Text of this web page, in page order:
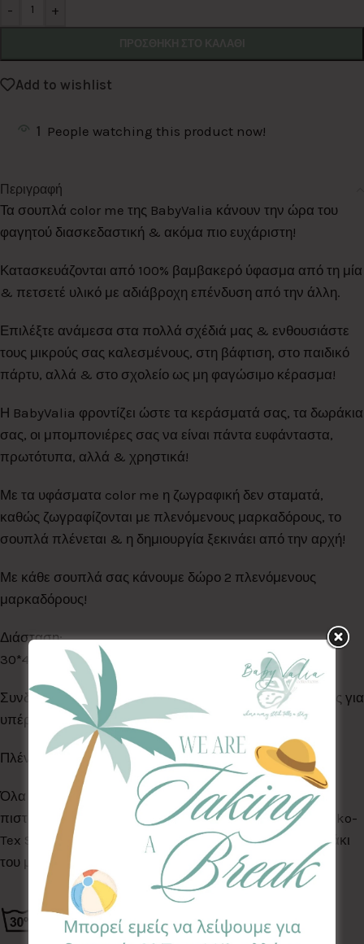
- +
Add to wishlist
1 People watching this product now!
Περιγραφή
Τα σουπλά color me της BabyValia κάνουν την ώρα του
φαγητού διασκεδαστική & ακόμα πιο ευχάριστη!
Κατασκευάζονται από 100% βαμβακερό ύφασμα από τη μία
& πετσετέ υλικό με αδιάβροχη επένδυση από την άλλη.
Επιλέξτε ανάμεσα στα πολλά σχέδιά μας & ενθουσιάστε
τους μικρούς σας καλεσμένους, στη βάφτιση, στο παιδικό
πάρτυ, αλλά & στο σχολείο ως μη φαγώσιμο κέρασμα!
Η BabyValia φροντίζει ώστε τα κεράσματά σας, τα δωράκια
σας, οι μπομπονιέρες σας να είναι πάντα ευφάνταστα,
πρωτότυπα, αλλά & χρηστικά!
Με τα υφάσματα color me η ζωγραφική δεν σταματά,
καθώς ζωγραφίζονται με πλενόμενους μαρκαδόρους, το
σουπλά πλένεται & η δημιουργία ξεκινάει από την αρχή!
Με κάθε σουπλά σας κάνουμε δώρο 2 πλενόμενους
μαρκαδόρους!
Διάσταση:
30*40
Συνδυάστε τα με τα υπόλοιπα προϊόντα της ίδιας σειράς για
υπέροχο αποτέλεσμα!
Πλένονται στο πλυντήριο ρούχων στους 30°C
Όλα τα Υφάσματα της συλλογής μας είναι ελεγμένα &
πιστοποιημένα για βλαβερές ουσίες σύμφωνα με το Oeko-
Tex Standard 100, κατάλληλα για το ευαίσθητο δερματάκι
του μωρού σας.